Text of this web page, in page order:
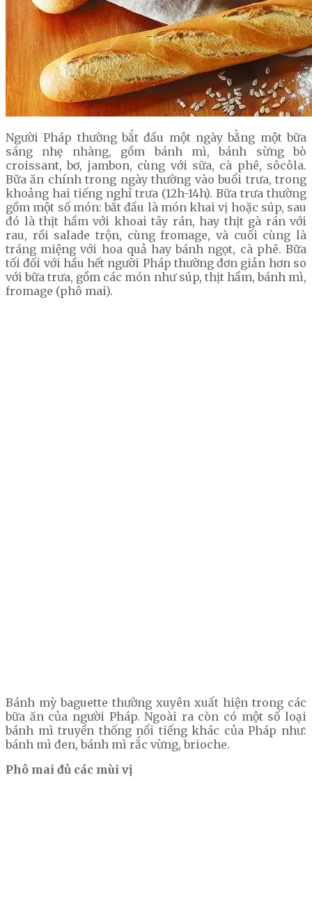
Người Pháp thường bắt đầu một ngày bằng một bữa
sáng nhẹ nhàng, gồm bánh mì, bánh sừng bò
croissant, bơ, jambon, cùng với sữa, cà phê, sôcôla.
Bữa ăn chính trong ngày thường vào buổi trưa, trong
khoảng hai tiếng nghỉ trưa (12h-14h). Bữa trưa thường
gồm một số món: bắt đầu là món khai vị hoặc súp, sau
đó là thịt hầm với khoai tây rán, hay thịt gà rán với
rau, rồi salade trộn, cùng fromage, và cuối cùng là
tráng miệng với hoa quả hay bánh ngọt, cà phê. Bữa
tối đối với hầu hết người Pháp thường đơn giản hơn so
với bữa trưa, gồm các món như súp, thịt hầm, bánh mì,
fromage (phô mai).
Bánh mỳ baguette thường xuyên xuất hiện trong các
bữa ăn của người Pháp. Ngoài ra còn có một số loại
bánh mì truyền thống nổi tiếng khác của Pháp như:
bánh mì đen, bánh mì rắc vừng, brioche.
Phô mai đủ các mùi vị